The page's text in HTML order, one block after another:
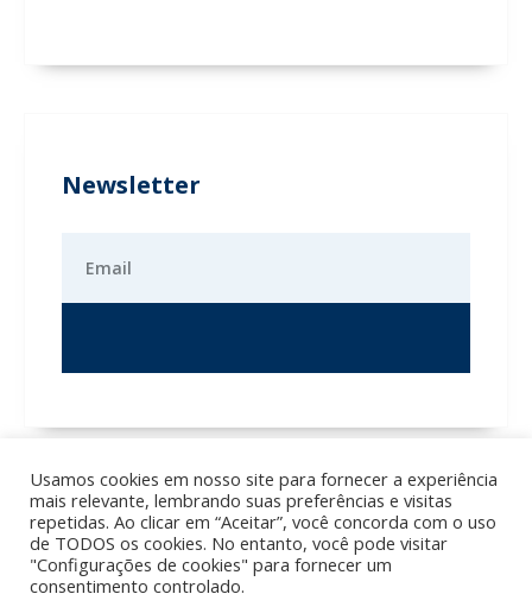
Newsletter
Usamos cookies em nosso site para fornecer a experiência
mais relevante, lembrando suas preferências e visitas
repetidas. Ao clicar em “Aceitar”, você concorda com o uso
de TODOS os cookies. No entanto, você pode visitar
"Configurações de cookies" para fornecer um
consentimento controlado.